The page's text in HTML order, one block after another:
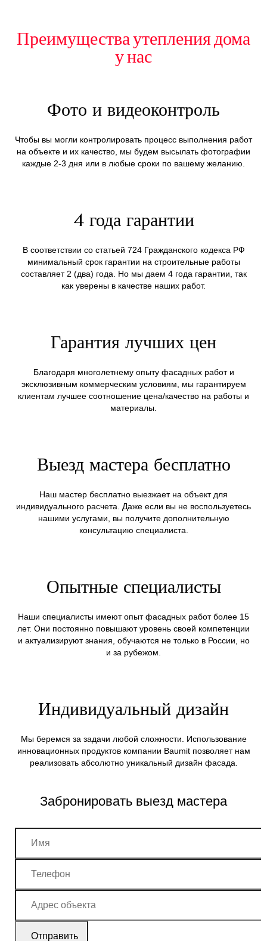
Преимущества утепления дома
у нас
Фото и видеоконтроль
Чтобы вы могли контролировать процесс выполнения работ
на объекте и их качество, мы будем высылать фотографии
каждые 2-3 дня или в любые сроки по вашему желанию.
4 года гарантии
В соответствии со статьей 724 Гражданского кодекса РФ
минимальный срок гарантии на строительные работы
составляет 2 (два) года. Но мы даем 4 года гарантии, так
как уверены в качестве наших работ.
Гарантия лучших цен
Благодаря многолетнему опыту фасадных работ и
эксклюзивным коммерческим условиям, мы гарантируем
клиентам лучшее соотношение цена/качество на работы и
материалы.
Выезд мастера бесплатно
Наш мастер бесплатно выезжает на объект для
индивидуального расчета. Даже если вы не воспользуетесь
нашими услугами, вы получите дополнительную
консультацию специалиста.
Опытные специалисты
Наши специалисты имеют опыт фасадных работ более 15
лет. Они постоянно повышают уровень своей компетенции
и актуализируют знания, обучаются не только в России, но
и за рубежом.
Индивидуальный дизайн
Мы беремся за задачи любой сложности. Использование
инновационных продуктов компании Baumit позволяет нам
реализовать абсолютно уникальный дизайн фасада.
Забронировать выезд мастера